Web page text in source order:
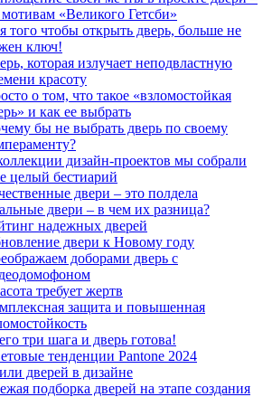
«Великого Гетсби»
того чтобы открыть дверь, больше не
ключ!
которая излучает неподвластную
красоту
о том, что такое «взломостойкая
и как ее выбрать
бы не выбрать дверь по своему
дизайн-проектов мы собрали
целый бестиарий
двери – это полдела
двери – в чем их разница?
надежных дверей
двери к Новому году
доборами дверь с
требует жертв
защита и повышенная
три шага и дверь готова!
тенденции Pantone 2024
дверей в дизайне
подборка дверей на этапе создания